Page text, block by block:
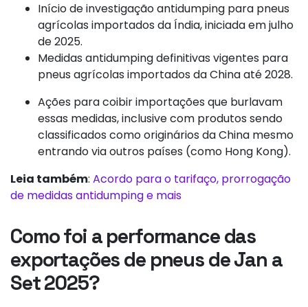
Início de investigação antidumping para pneus
agrícolas importados da Índia, iniciada em julho
de 2025.
Medidas antidumping definitivas vigentes para
pneus agrícolas importados da China até 2028.
Ações para coibir importações que burlavam
essas medidas, inclusive com produtos sendo
classificados como originários da China mesmo
entrando via outros países (como Hong Kong).
Leia também: Acordo para o tarifaço, prorrogação
de medidas antidumping e mais
Como foi a performance das
exportações de pneus de Jan a
Set 2025?